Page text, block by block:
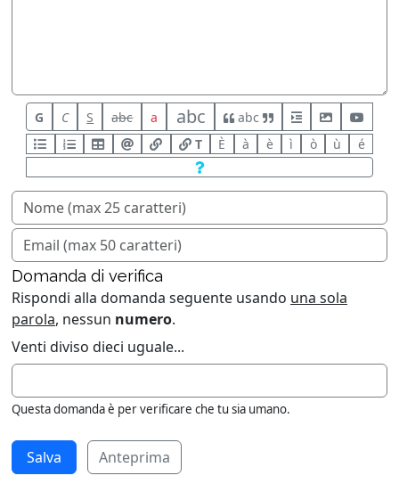
G C S abc a abc
abc
T
È à è ì ò ù é
Domanda di verifica
Rispondi alla domanda seguente usando una sola
parola, nessun numero.
Venti diviso dieci uguale...
Questa domanda è per verificare che tu sia umano.
Anteprima